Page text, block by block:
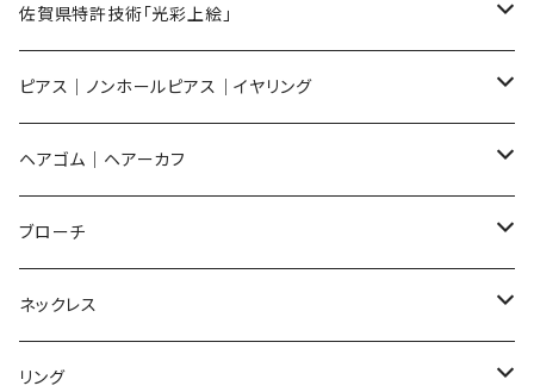
メンズ ギフトセット
佐賀県特許技術「光彩上絵」
ピアス
イヤリング
ノンホールピアス
ヘアゴム
ブローチ
ピアス｜ノンホールピアス｜イヤリング
ピアス
Flower
Dot
ノンホールピアス
Flower
Dot
イヤリング
Flower
ヘアゴム｜ヘアーカフ
Flower
Round
Square
ブローチ
Flower
Animal
ネックレス
Flower
リング